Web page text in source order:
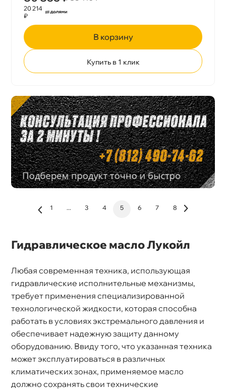
20 214
₽
корзину
Купить в 1 клик
1 ... 3 4 5 6 7 8
Гидравлическое масло Лукойл
Любая современная техника, использующая
идравлические исполнительные механизмы,
требует применения специализированной
технологической жидкости, которая способна
работать в условиях экстремального давления и
обеспечивает надежную защиту данному
оборудованию. Ввиду того, что указанная техника
может эксплуатироваться в различных
климатических зонах, применяемое масло
должно сохранять свои технические